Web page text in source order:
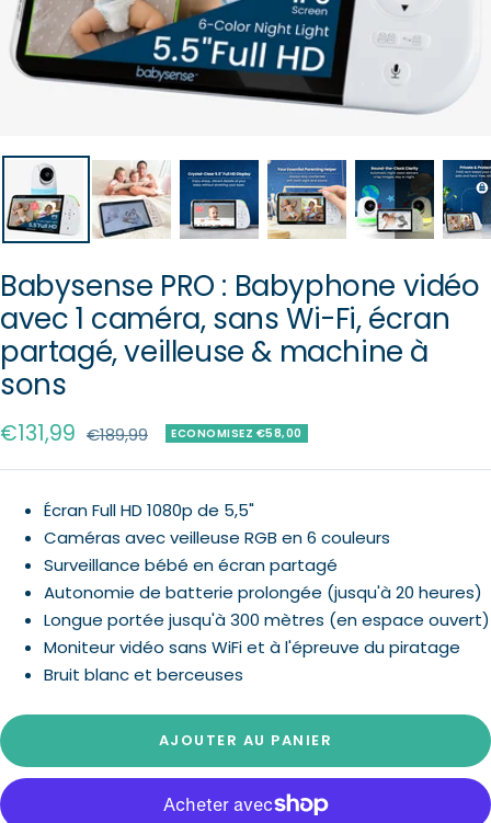
Babysense PRO : Babyphone vidéo
avec 1 caméra, sans Wi-Fi, écran
partagé, veilleuse & machine à
sons
Prix
de
vente
€131,99 Prix
€189,99 ECONOMISEZ €58,00
Écran Full HD 1080p de 5,5"
Caméras avec veilleuse RGB en 6 couleurs
Surveillance bébé en écran partagé
Autonomie de batterie prolongée (jusqu'à 20 heures)
Longue portée jusqu'à 300 mètres (en espace ouvert)
Moniteur vidéo sans WiFi et à l'épreuve du piratage
Bruit blanc et berceuses
AJOUTER AU PANIER